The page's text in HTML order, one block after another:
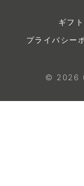
ギフ
プライバシー
© 2026